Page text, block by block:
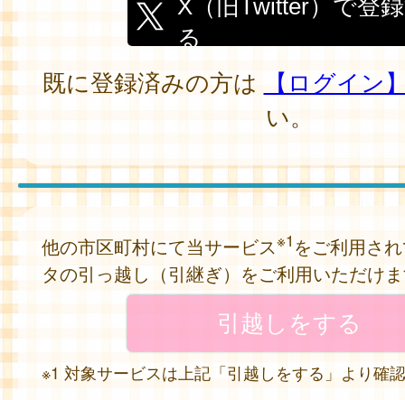
X（旧Twitter）で登
る
既に登録済みの方は
【ログイン
い。
他の市区町村にて当サービス※1 をご利用さ
タの引っ越し（引継ぎ）をご利用いただけ
※1 対象サービスは上記「引越しをする」より確